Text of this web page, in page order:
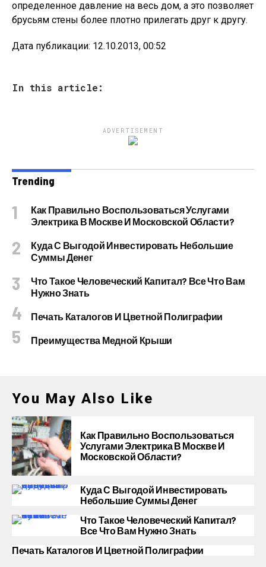
определенное давление на весь дом, а это позволяет
брусьям стены более плотно прилегать друг к другу.
Дата публикации: 12.10.2013, 00:52
In this article:
ADVERTISEMENT
Trending
Как Правильно Воспользоваться Услугами
Электрика В Москве И Московской Области?
Куда С Выгодой Инвестировать Небольшие
Суммы Денег
Что Такое Человеческий Капитал? Все Что Вам
Нужно Знать
Печать Каталогов И Цветной Полиграфии
Преимущества Медной Крыши
You May Also Like
Как Правильно Воспользоваться
Услугами Электрика В Москве И
Московской Области?
Куда С Выгодой Инвестировать
Небольшие Суммы Денег
Что Такое Человеческий Капитал?
Все Что Вам Нужно Знать
Печать Каталогов И Цветной Полиграфии